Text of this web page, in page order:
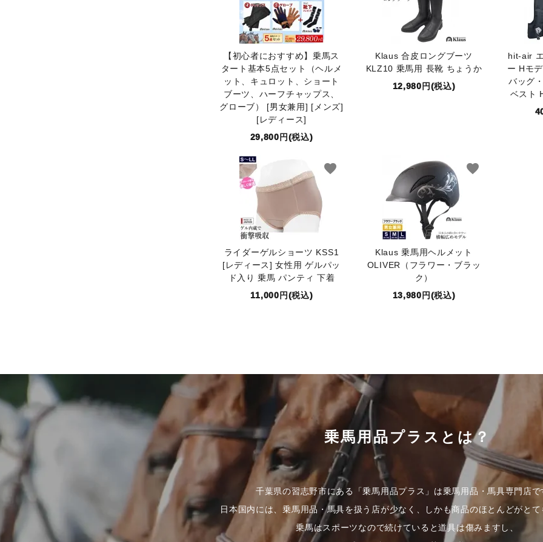
【初心者におすすめ】乗馬ス
タート基本5点セット（ヘルメ
ット、キュロット、ショート
ブーツ、ハーフチャップス、
グローブ） [男女兼用] [メンズ]
[レディース]
29,800円(税込)
Klaus 合皮ロングブーツ
KLZ10 乗馬用 長靴 ちょうか
12,980円(税込)
hit-air
ー Hモ
バッグ
ベスト
ライダーゲルショーツ KSS1
[レディース] 女性用 ゲルパッ
ド入り 乗馬 パンティ 下着
11,000円(税込)
favorite
Klaus 乗馬用ヘルメット
OLIVER（フラワー・ブラッ
ク）
13,980円(税込)
favorite
乗馬用品プラスとは？
千葉県の習志野市にある「乗馬用品プラス」は乗馬用品・馬具専門店で
日本国内には、乗馬用品・馬具を扱う店が少なく、しかも商品のほとんどがと
乗馬はスポーツなので続けていると道具は傷みますし、